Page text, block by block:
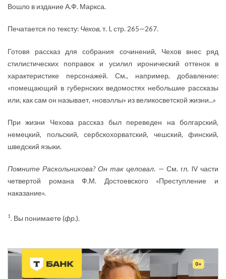
Вошло в издание А.Ф. Маркса.
Печатается по тексту: Чехов, т. I, стр. 265—267.
Готовя рассказ для собрания сочинений, Чехов внес ряд
стилистических поправок и усилил иронический оттенок в
характеристике персонажей. См., например, добавление:
«помещающий в губернских ведомостях небольшие рассказы
или, как сам он называет, «новэллы» из великосветской жизни...»
При жизни Чехова рассказ был переведен на болгарский,
немецкий, польский, сербскохорватский, чешский, финский,
шведский языки.
Помните Раскольникова? Он так целовал. — См. гл. IV части
четвертой романа Ф.М. Достоевского «Преступление и
наказание».
1. Вы понимаете (фр.).